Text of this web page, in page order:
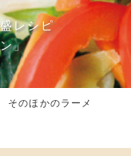
レシピ
」
そのほかのラーメ